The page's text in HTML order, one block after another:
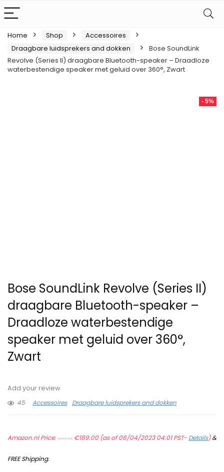
Home Shop
Accessoires
Draagbare luidsprekers and dokken
Bose SoundLink
Revolve (Series II) draagbare Bluetooth-speaker – Draadloze
waterbestendige speaker met geluid over 360°, Zwart
- 5%
Bose SoundLink Revolve (Series II)
draagbare Bluetooth-speaker –
Draadloze waterbestendige
speaker met geluid over 360°,
Zwart
Add your review
45
Accessoires Draagbare luidsprekers and dokken
Amazon.nl Price:€199.95 price
€189.00price
(as of 06/04/2023 04:01 PST- Details)&
FREE Shipping.